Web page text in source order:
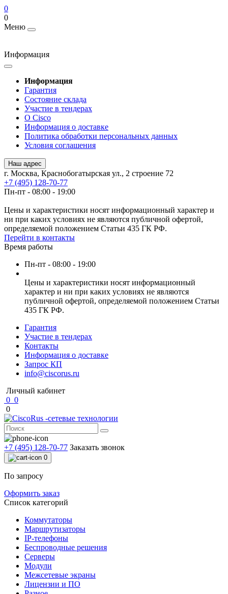
0
0
Меню
Информация
Информация
Гарантия
Состояние склада
Участие в тендерах
О Cisco
Информация о доставке
Политика обработки персональных данных
Условия соглашения
Наш адрес
г. Москва, Краснобогатырская ул., 2 строение 72
+7 (495) 128-70-77
Пн-пт - 08:00 - 19:00
Цены и характеристики носят информационный характер и
ни при каких условиях не являются публичной офертой,
определяемой положением Статьи 435 ГК РФ.
Перейти в контакты
Время работы
Пн-пт - 08:00 - 19:00
Цены и характеристики носят информационный
характер и ни при каких условиях не являются
публичной офертой, определяемой положением Статьи
435 ГК РФ.
Гарантия
Участие в тендерах
Контакты
Информация о доставке
Запрос КП
info@ciscorus.ru
Личный кабинет
0 0
0
+7 (495) 128-70-77 Заказать звонок
0
По запросу
Оформить заказ
Список категорий
Коммутаторы
Маршрутизаторы
IP-телефоны
Беспроводные решения
Серверы
Модули
Межсетевые экраны
Лицензии и ПО